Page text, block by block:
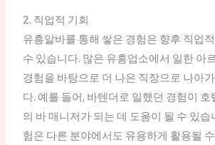
2. 직업적 기회
유흥알바를 통해 쌓은 경험은 향후 직업
수 있습니다. 많은 유흥업소에서 일한 아
경험을 바탕으로 더 나은 직장으로 나아
다. 예를 들어, 바텐더로 일했던 경험이
의 바 매니저가 되는 데 도움이 될 수 있습
험은 다른 분야에서도 유용하게 활용될